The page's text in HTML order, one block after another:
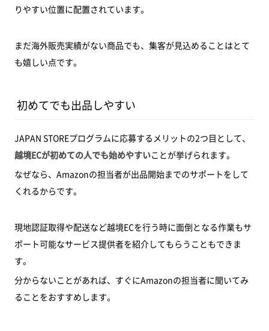
りやすい位置に配置されています。
まだ海外販売実績がない商品でも、集客が見込めることはとて
も嬉しい点です。
初めてでも出品しやすい
JAPAN STOREプログラムに応募するメリットの2つ目として、
越境ECが初めての人でも始めやすいことが挙げられます。
なぜなら、Amazonの担当者が出品開始までのサポートをして
くれるからです。
現地認証取得や配送など越境ECを行う時に面倒となる作業もサ
ポート可能なサービス提供者を紹介してもらうこともできま
す。
分からないことがあれば、すぐにAmazonの担当者に聞いてみ
ることをおすすめします。